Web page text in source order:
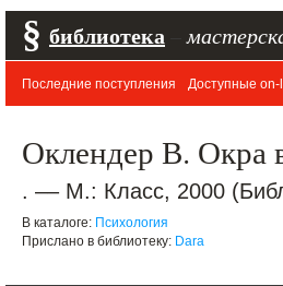
§ библиотека
Последние поступления Доступные on-
Оклендер В. Окра
. –– М.: Класс, 2000
В каталоге: Психология
Прислано в библиотеку: Dara